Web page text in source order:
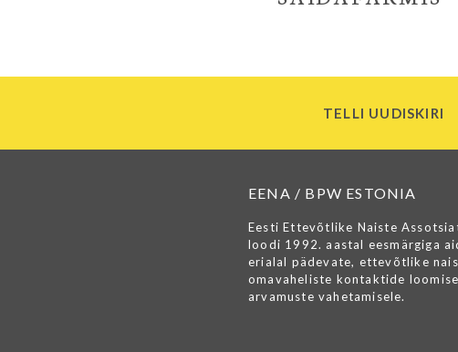
TELLI UUDISKIRI
EENA / BPW ESTONIA
Eesti Ettevõtlike Naiste
loodi 1992. aastal eesmärgiga
erialal pädevate, ettevõtlike
omavaheliste kontaktide
arvamuste vahetamisele.